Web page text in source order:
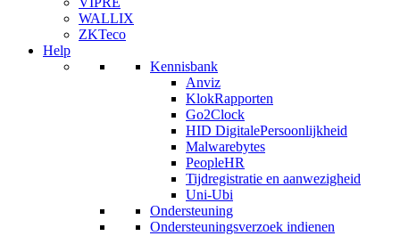
WALLIX
ZKTeco
Help
Kennisbank
Anviz
KlokRapporten
Go2Clock
HID DigitalePersoonlijkheid
Malwarebytes
PeopleHR
Tijdregistratie en aanwezigheid
Uni-Ubi
Ondersteuning
Ondersteuningsverzoek indienen